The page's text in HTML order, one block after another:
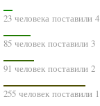
23 человека поставили 4
85 человек поставили 3
91 человек поставили 2
255 человек поставили 1